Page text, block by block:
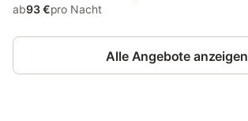
ab93 €pro Nacht
Alle Angebote anzeigen